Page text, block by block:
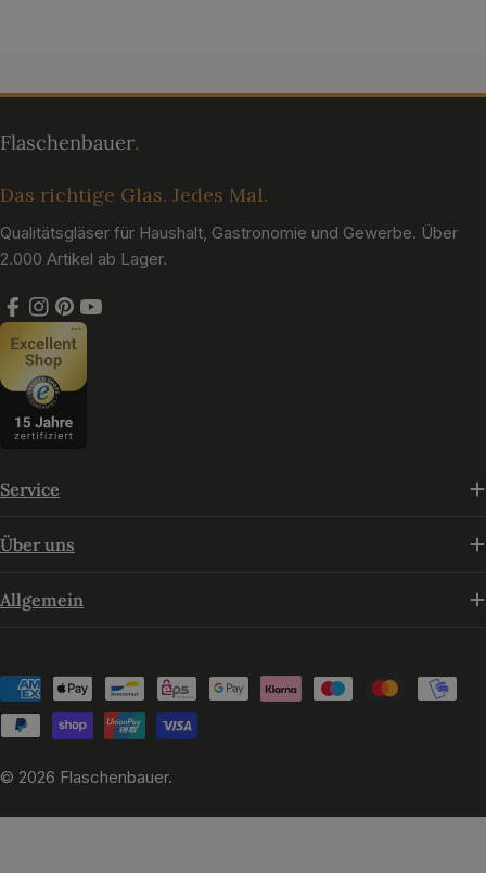
Das richtige Glas. Jedes Mal.
Qualitätsgläser für Haushalt, Gastronomie und Gewerbe. Über
2.000 Artikel ab Lager.
Facebook
Instagram
Pinterest
YouTube
Service
Über uns
Allgemein
Zahlungsmethoden
© 2026 Flaschenbauer.